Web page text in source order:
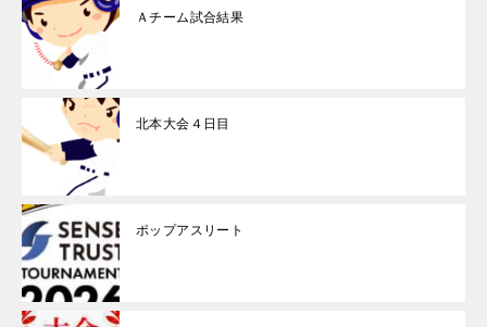
Ａチーム試合結果
北本大会４日目
ポップアスリート